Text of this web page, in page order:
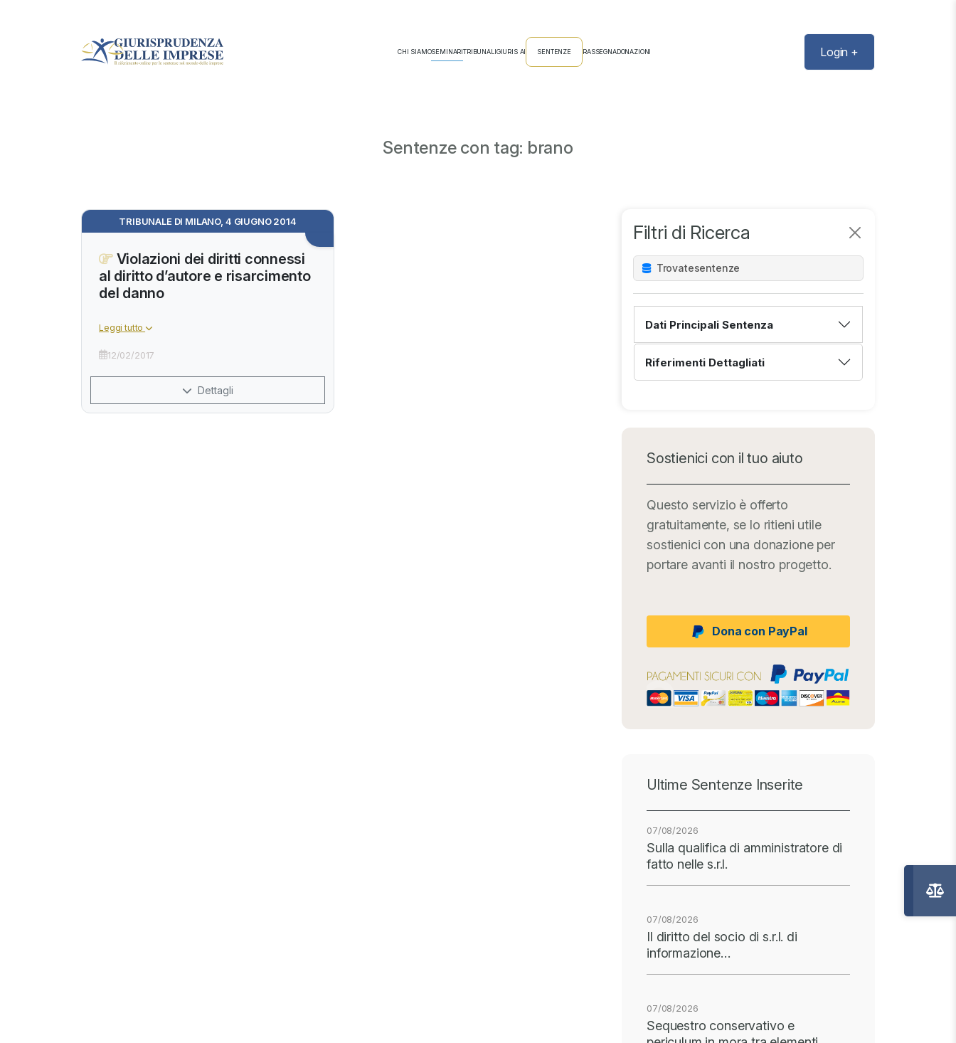
CHI SIAMOSEMINARITRIBUNALIGIURIS AI SENTENZE RASSEGNADONAZIONI Login +
Sentenze con tag: brano
Filtri di Ricerca
Trovatesentenze
Dati Principali Sentenza
Riferimenti Dettagliati
Sostienici con il tuo aiuto
Questo servizio è offerto
gratuitamente, se lo ritieni utile
sostienici con una donazione per
portare avanti il nostro progetto.
Dona con PayPal
Ultime Sentenze Inserite
07/08/2026
Sulla qualifica di amministratore di
fatto nelle s.r.l.
07/08/2026
Il diritto del socio di s.r.l. di
informazione…
07/08/2026
Sequestro conservativo e
TRIBUNALE DI MILANO, 4 GIUGNO 2014
Violazioni dei diritti connessi
al diritto d’autore e risarcimento
del danno
Leggi tutto
12/02/2017
Dettagli